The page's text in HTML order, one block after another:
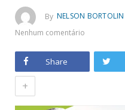
By NELSON BORTOLIN
Nenhum comentário
Share
+